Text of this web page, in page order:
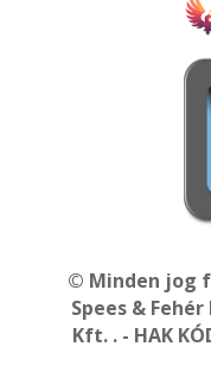
© Minden jog
Spees &
Kft. . - HAK